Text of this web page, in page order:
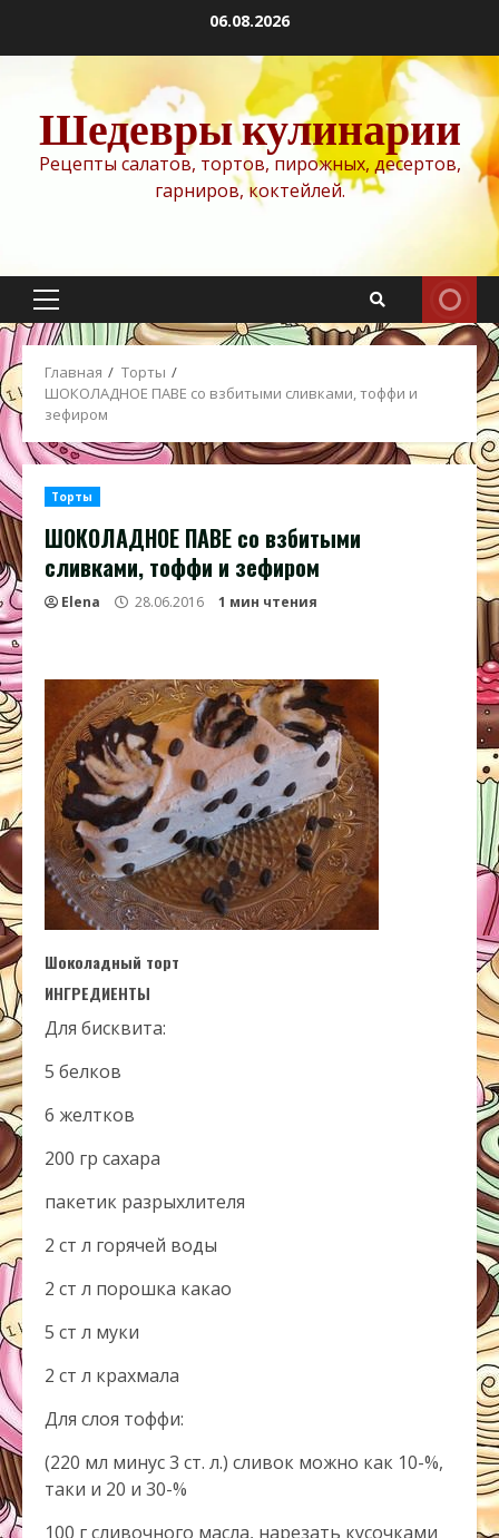
содержимому
06.08.2026
Шедевры кулинарии
Рецепты салатов, тортов, пирожных, десертов,
гарниров, коктейлей.
Основное
меню
Главная
Торты
ШОКОЛАДНОЕ ПАВЕ со взбитыми сливками, тоффи и
зефиром
Торты
ШОКОЛАДНОЕ ПАВЕ со взбитыми
сливками, тоффи и зефиром
Elena 28.06.2016 1 мин чтения
Шоколадный торт
ИНГРЕДИЕНТЫ
Для бисквита:
5 белков
6 желтков
200 гр сахара
пакетик разрыхлителя
2 ст л горячей воды
2 ст л порошка какао
5 ст л муки
2 ст л крахмала
Для слоя тоффи:
(220 мл минус 3 ст. л.) сливок можно как 10-%,
таки и 20 и 30-%
100 г сливочного масла, нарезать кусочками